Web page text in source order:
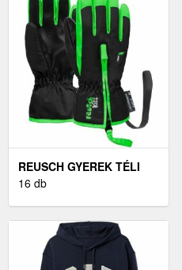
REUSCH GYEREK TÉLI
KESZTYŰ GYEREK TÉLI
16 db